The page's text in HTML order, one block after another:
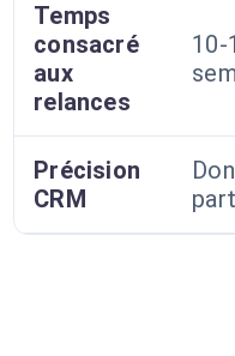
Temps
consacré
aux
relances
10-
Précision
CRM